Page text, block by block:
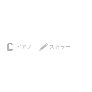
ピアノ スカラー